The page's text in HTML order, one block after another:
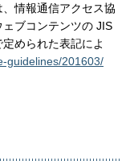
情報通信アクセス協
ブコンテンツの JIS
められた表記によ
guidelines/201603/